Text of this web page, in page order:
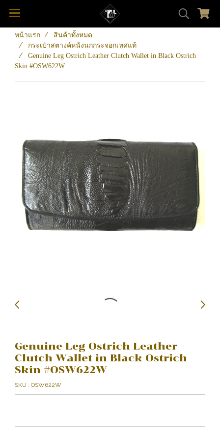
หน้าแรก
สินค้าทั้งหมด
กระเป๋าสตางค์หนังนกกระจอกเทศแท้
Genuine Leg Ostrich Leather Clutch Wallet in Black Ostrich
Skin #OSW622W
Genuine Leg Ostrich Leather
Clutch Wallet in Black Ostrich
Skin #OSW622W
SKU : OSW622W